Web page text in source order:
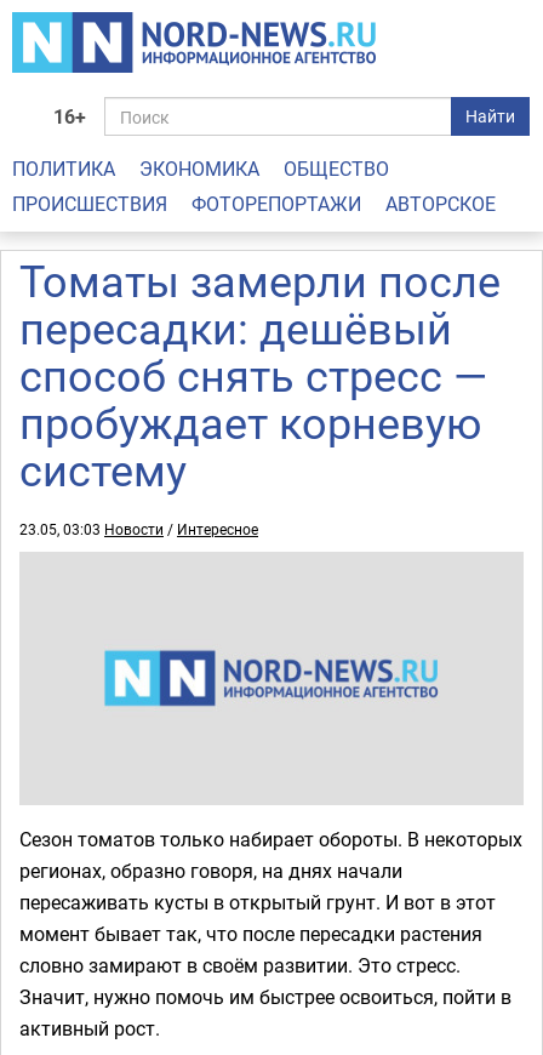
16+ Найти
ПОЛИТИКА ЭКОНОМИКА
ОБЩЕСТВО
ПРОИСШЕСТВИЯ
ФОТОРЕПОРТАЖИ АВТОРСКОЕ
Томаты замерли после
пересадки: дешёвый
способ снять стресс —
пробуждает корневую
систему
23.05, 03:03 Новости / Интересное
Сезон томатов только набирает обороты. В некоторых
регионах, образно говоря, на днях начали
пересаживать кусты в открытый грунт. И вот в этот
момент бывает так, что после пересадки растения
словно замирают в своём развитии. Это стресс.
Значит, нужно помочь им быстрее освоиться, пойти в
активный рост.